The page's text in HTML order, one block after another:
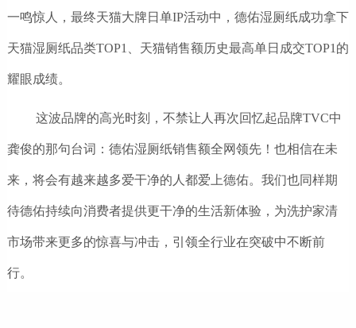
一鸣惊人，最终天猫大牌日单IP活动中，德佑湿厕纸成功拿下
天猫湿厕纸品类TOP1、天猫销售额历史最高单日成交TOP1的
耀眼成绩。
这波品牌的高光时刻，不禁让人再次回忆起品牌TVC中
龚俊的那句台词：德佑湿厕纸销售额全网领先！也相信在未
来，将会有越来越多爱干净的人都爱上德佑。我们也同样期
待德佑持续向消费者提供更干净的生活新体验，为洗护家清
市场带来更多的惊喜与冲击，引领全行业在突破中不断前
行。